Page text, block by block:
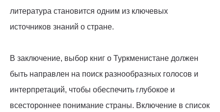
литература становится одним из ключевых
источников знаний о стране.
В заключение, выбор книг о Туркменистане должен
быть направлен на поиск разнообразных голосов и
интерпретаций, чтобы обеспечить глубокое и
всестороннее понимание страны. Включение в список